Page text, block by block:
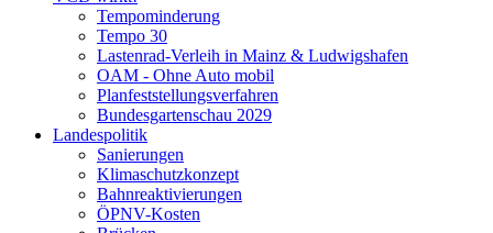
Tempominderung
Tempo 30
Lastenrad-Verleih in Mainz & Ludwigshafen
OAM - Ohne Auto mobil
Planfeststellungsverfahren
Bundesgartenschau 2029
Landespolitik
Sanierungen
Klimaschutzkonzept
Bahnreaktivierungen
ÖPNV-Kosten